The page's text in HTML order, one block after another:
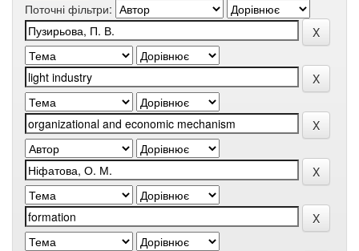
Поточні фільтри: